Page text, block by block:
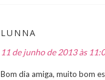
LUNNA
11 de junho de 2013 às
Bom dia amiga, muito bom